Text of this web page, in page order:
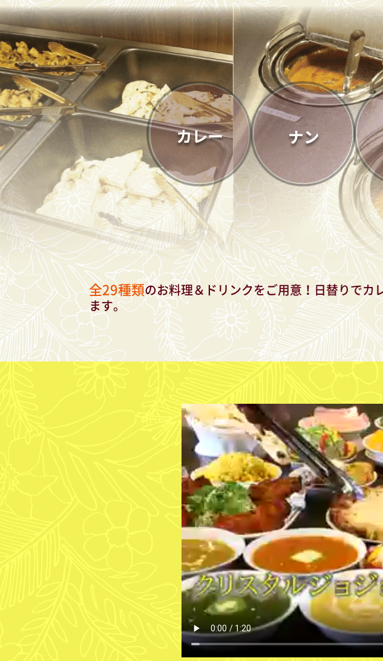
全29種類のお料理＆ドリンクをご用意！日替りで
ます。